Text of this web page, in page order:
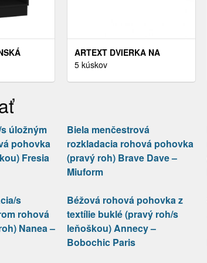
ARTEXT DVIERKA NA
UMÝVAČKU RIADU BONN |
5 kúskov
úložným
pohovka
Fresia
Biela menčestrová
rozkladacia rohová pohovka
(pravý roh) Brave Dave –
Miuform
s
rohová
Nanea –
Béžová rohová pohovka z
textílie buklé (pravý roh/s
leňoškou) Annecy –
Bobochic Paris